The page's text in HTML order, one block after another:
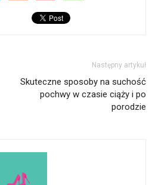
Następny artykuł
Skuteczne sposoby na suchość
pochwy w czasie ciąży i po
porodzie